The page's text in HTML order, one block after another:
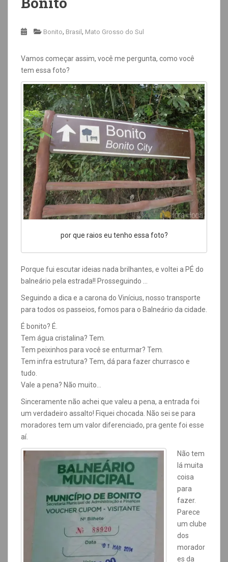
Bonito, Brasil, Mato Grosso do Sul
Vamos começar assim, você me pergunta, como você
tem essa foto?
por que raios eu tenho essa foto?
Porque fui escutar ideias nada brilhantes, e voltei a PÉ do
balneário pela estrada!! Prosseguindo …
Seguindo a dica e a carona do Vinícius, nosso transporte
para todos os passeios, fomos para o Balneário da cidade.
É bonito? É.
Tem água cristalina? Tem.
Tem peixinhos para você se enturmar? Tem.
Tem infra estrutura? Tem, dá para fazer churrasco e
tudo.
Vale a pena? Não muito…
Sinceramente não achei que valeu a pena, a entrada foi
um verdadeiro assalto! Fiquei chocada. Não sei se para
moradores tem um valor diferenciado, pra gente foi esse
aí.
Não tem
lá muita
coisa
para
fazer.
Parece
um clube
dos
morador
es da